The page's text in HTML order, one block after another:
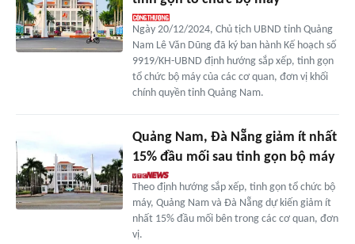
Ngày 20/12/2024, Chủ tịch UBND tỉnh Quảng
Nam Lê Văn Dũng đã ký ban hành Kế hoạch số
9919/KH-UBND định hướng sắp xếp, tinh gọn
tổ chức bộ máy của các cơ quan, đơn vị khối
chính quyền tỉnh Quảng Nam.
Quảng Nam, Đà Nẵng giảm ít nhất
15% đầu mối sau tinh gọn bộ máy
Theo định hướng sắp xếp, tinh gọn tổ chức bộ
máy, Quảng Nam và Đà Nẵng dự kiến giảm ít
nhất 15% đầu mối bên trong các cơ quan, đơn
vị.